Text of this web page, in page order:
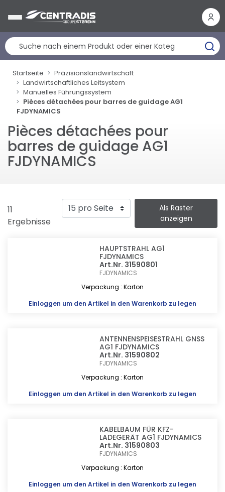
Startseite
Präzisionslandwirtschaft
Landwirtschaftliches Leitsystem
Manuelles Führungssystem
Pièces détachées pour barres de guidage AG1
FJDYNAMICS
Pièces détachées pour
barres de guidage AG1
FJDYNAMICS
11
Ergebnisse
Als Raster
anzeigen
HAUPTSTRAHL AG1
FJDYNAMICS
Art.Nr. 31590801
FJDYNAMICS
Verpackung : Karton
Einloggen um den Artikel in den Warenkorb zu legen
ANTENNENSPEISESTRAHL GNSS
AG1 FJDYNAMICS
Art.Nr. 31590802
FJDYNAMICS
Verpackung : Karton
Einloggen um den Artikel in den Warenkorb zu legen
KABELBAUM FÜR KFZ-
LADEGERÄT AG1 FJDYNAMICS
Art.Nr. 31590803
FJDYNAMICS
Verpackung : Karton
Einloggen um den Artikel in den Warenkorb zu legen